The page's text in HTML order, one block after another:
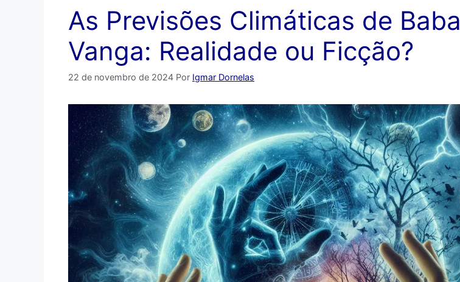
As Previsões Climáticas de Baba
Vanga: Realidade ou Ficção?
22 de novembro de 2024 Por Igmar Dornelas